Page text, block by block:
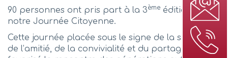
90 personnes ont pris part à la 3ème édition de
notre Journée Citoyenne.
Cette journée placée sous le signe de la solidarité,
de l’amitié, de la convivialité et du partage, a